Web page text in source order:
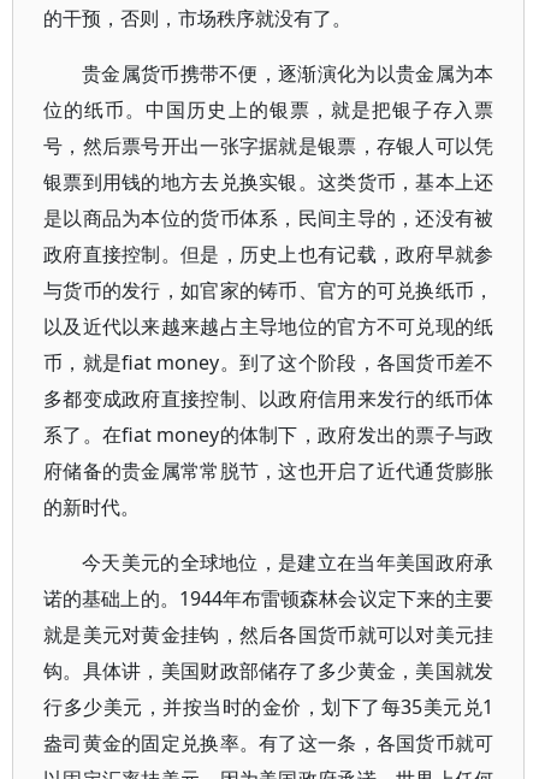
的干预，否则，市场秩序就没有了。
贵金属货币携带不便，逐渐演化为以贵金属为本
位的纸币。中国历史上的银票，就是把银子存入票
号，然后票号开出一张字据就是银票，存银人可以凭
银票到用钱的地方去兑换实银。这类货币，基本上还
是以商品为本位的货币体系，民间主导的，还没有被
政府直接控制。但是，历史上也有记载，政府早就参
与货币的发行，如官家的铸币、官方的可兑换纸币，
以及近代以来越来越占主导地位的官方不可兑现的纸
币，就是fiat money。到了这个阶段，各国货币差不
多都变成政府直接控制、以政府信用来发行的纸币体
系了。在fiat money的体制下，政府发出的票子与政
府储备的贵金属常常脱节，这也开启了近代通货膨胀
的新时代。
今天美元的全球地位，是建立在当年美国政府承
诺的基础上的。1944年布雷顿森林会议定下来的主要
就是美元对黄金挂钩，然后各国货币就可以对美元挂
钩。具体讲，美国财政部储存了多少黄金，美国就发
行多少美元，并按当时的金价，划下了每35美元兑1
盎司黄金的固定兑换率。有了这一条，各国货币就可